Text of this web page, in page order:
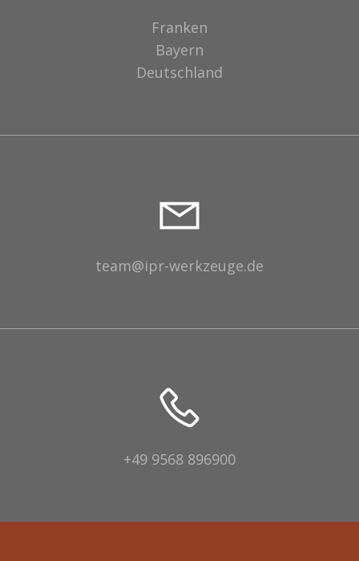
Franken
Bayern
Deutschland
team@ipr-werkzeuge.de
+49 9568 896900